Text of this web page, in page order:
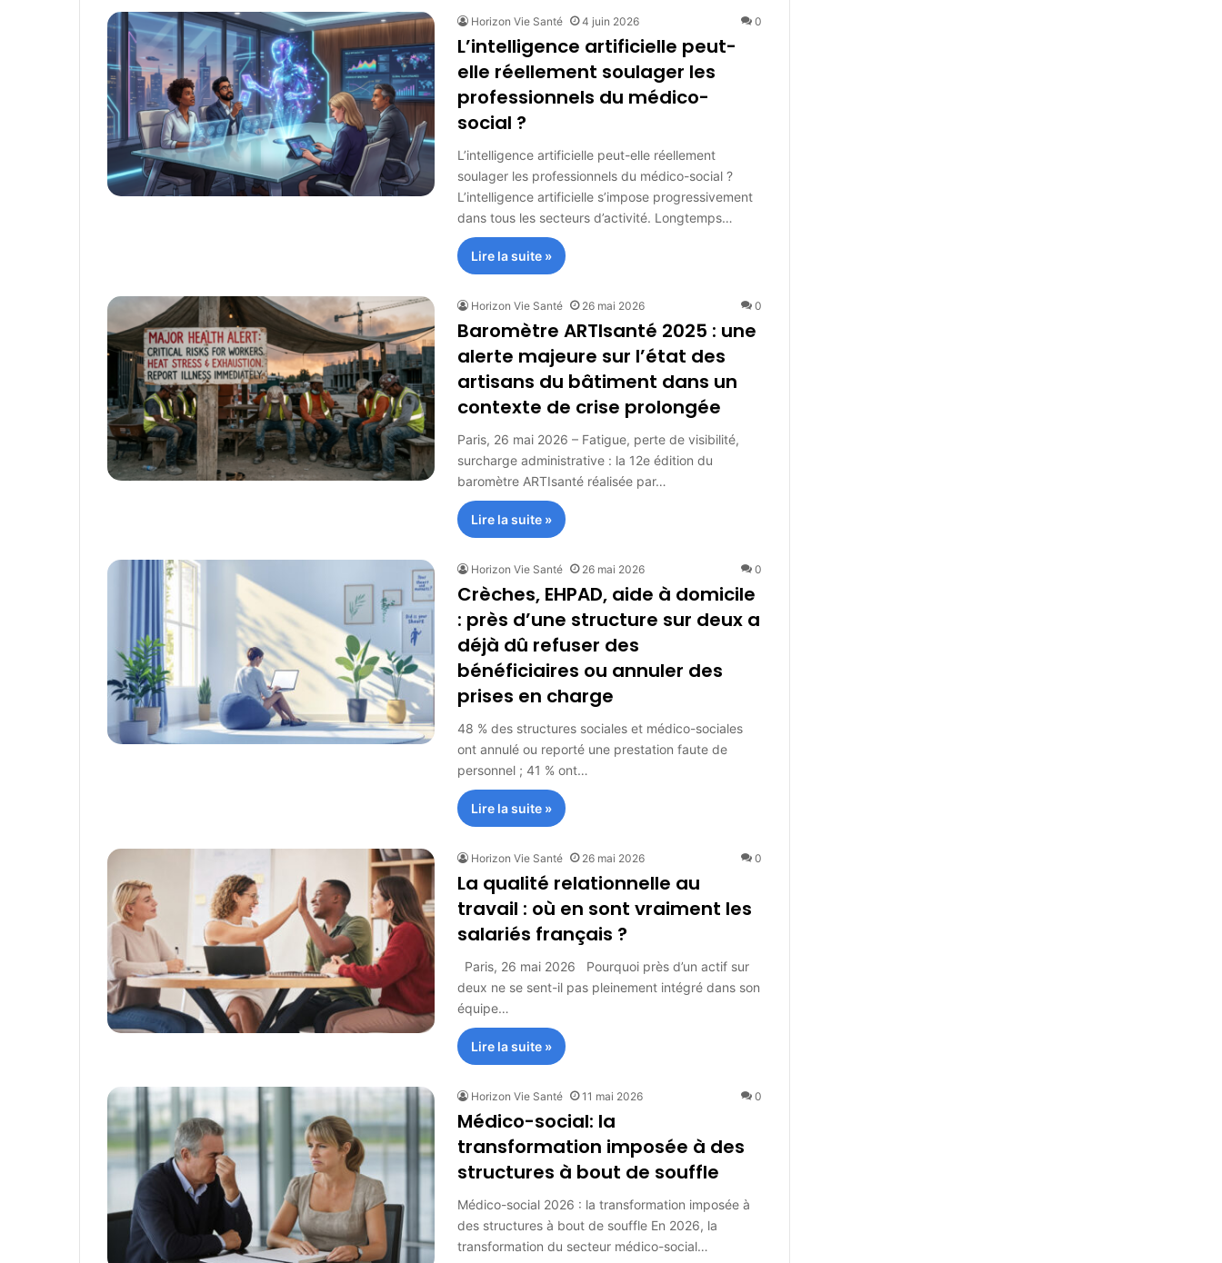
Horizon Vie Santé 4 juin 2026 0
L’intelligence artificielle peut-
elle réellement soulager les
professionnels du médico-
social ?
L’intelligence artificielle peut-elle réellement
soulager les professionnels du médico-social ?
L’intelligence artificielle s’impose progressivement
dans tous les secteurs d’activité. Longtemps…
Lire la suite »
Horizon Vie Santé 26 mai 2026 0
Baromètre ARTIsanté 2025 : une
alerte majeure sur l’état des
artisans du bâtiment dans un
contexte de crise prolongée
Paris, 26 mai 2026 – Fatigue, perte de visibilité,
surcharge administrative : la 12e édition du
baromètre ARTIsanté réalisée par…
Lire la suite »
Horizon Vie Santé 26 mai 2026 0
Crèches, EHPAD, aide à domicile
: près d’une structure sur deux a
déjà dû refuser des
bénéficiaires ou annuler des
prises en charge
48 % des structures sociales et médico-sociales
ont annulé ou reporté une prestation faute de
personnel ; 41 % ont…
Lire la suite »
Horizon Vie Santé 26 mai 2026 0
La qualité relationnelle au
travail : où en sont vraiment les
salariés français ?
Paris, 26 mai 2026 Pourquoi près d’un actif sur
deux ne se sent-il pas pleinement intégré dans son
équipe…
Lire la suite »
Horizon Vie Santé 11 mai 2026 0
Médico-social: la
transformation imposée à des
structures à bout de souffle
Médico-social 2026 : la transformation imposée à
des structures à bout de souffle En 2026, la
transformation du secteur médico-social…